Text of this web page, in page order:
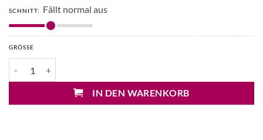
SCHNITT: Fällt normal aus
GRÖSSE
IN DEN WARENKORB